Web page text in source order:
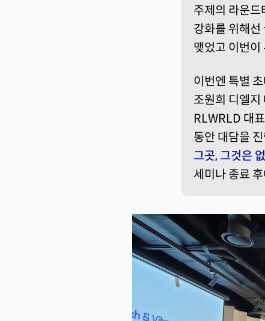
주제의 라운드
강화를 위해선
맺었고 이번이
이번엔 특별
조원희 디엘지
RLWRLD 대
동안 대담을
그곳, 그것은
세미나 종료